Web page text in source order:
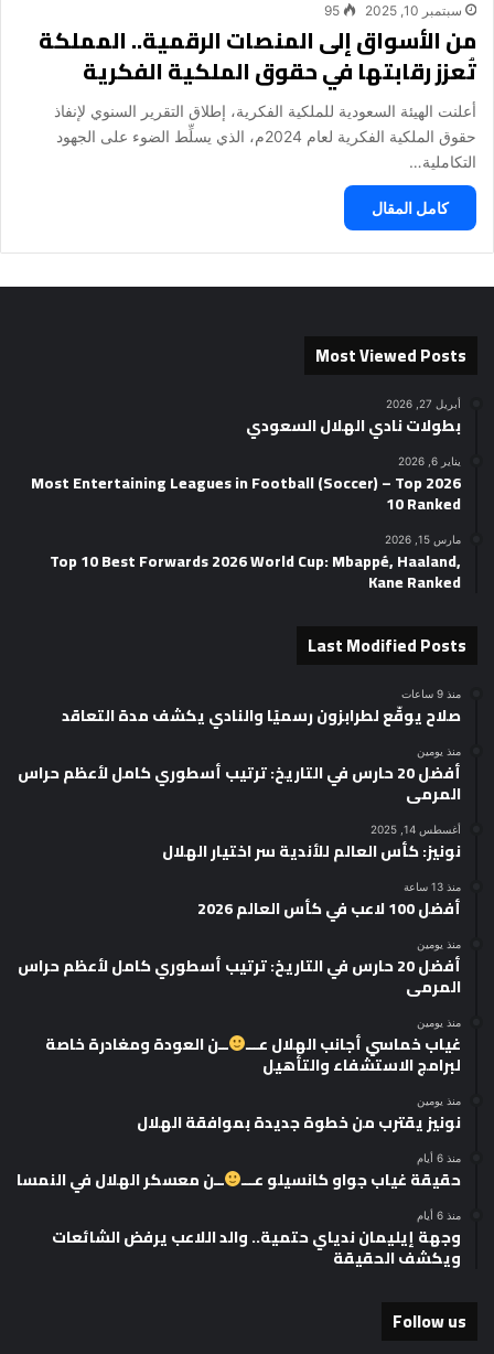
سبتمبر 10, 2025 95
من الأسواق إلى المنصات الرقمية.. المملكة
تُعزز رقابتها في حقوق الملكية الفكرية
أعلنت الهيئة السعودية للملكية الفكرية، إطلاق التقرير السنوي لإنفاذ
حقوق الملكية الفكرية لعام 2024م، الذي يسلِّط الضوء على الجهود
التكاملية…
كامل المقال
Most Viewed Posts
أبريل 27, 2026
بطولات نادي الهلال السعودي
يناير 6, 2026
2026 Most Entertaining Leagues in Football (Soccer) – Top
10 Ranked
مارس 15, 2026
Top 10 Best Forwards 2026 World Cup: Mbappé, Haaland,
Kane Ranked
Last Modified Posts
منذ 9 ساعات
صلاح يوقّع لطرابزون رسميًا والنادي يكشف مدة التعاقد
منذ يومين
أفضل 20 حارس في التاريخ: ترتيب أسطوري كامل لأعظم حراس
المرمى
أغسطس 14, 2025
نونيز: كأس العالم للأندية سر اختيار الهلال
منذ 13 ساعة
أفضل 100 لاعب في كأس العالم 2026
منذ يومين
أفضل 20 حارس في التاريخ: ترتيب أسطوري كامل لأعظم حراس
المرمى
منذ يومين
غياب خماسي أجانب الهلال عـــ ــن العودة ومغادرة خاصة
لبرامج الاستشفاء والتأهيل
منذ يومين
نونيز يقترب من خطوة جديدة بموافقة الهلال
منذ 6 أيام
حقيقة غياب جواو كانسيلو عـــ ــن معسكر الهلال في النمسا
منذ 6 أيام
وجهة إيليمان ندياي حتمية.. والد اللاعب يرفض الشائعات
ويكشف الحقيقة
Follow us